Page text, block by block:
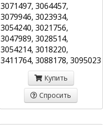
3071497, 3064457,
3079946, 3023934,
3054240, 3021756,
3047989, 3028514,
3054214, 3018220,
3411764, 3088178, 3095023
Купить
Спросить